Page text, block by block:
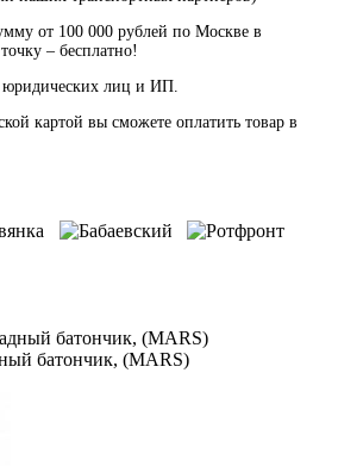
от 100 000 рублей по Москве в
– бесплатно!
юридических лиц и ИП.
картой вы сможете оплатить товар в
батончик, (MARS)